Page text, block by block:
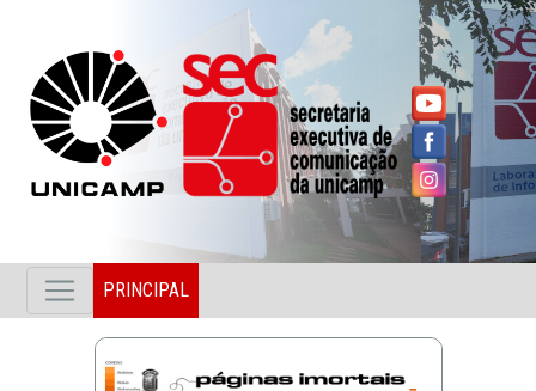
PRINCIPAL